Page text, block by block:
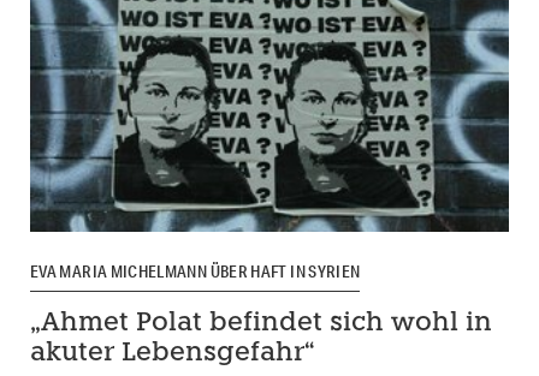
EVA MARIA MICHELMANN ÜBER HAFT IN SYRIEN
„Ahmet Polat befindet sich wohl in
akuter Lebensgefahr“